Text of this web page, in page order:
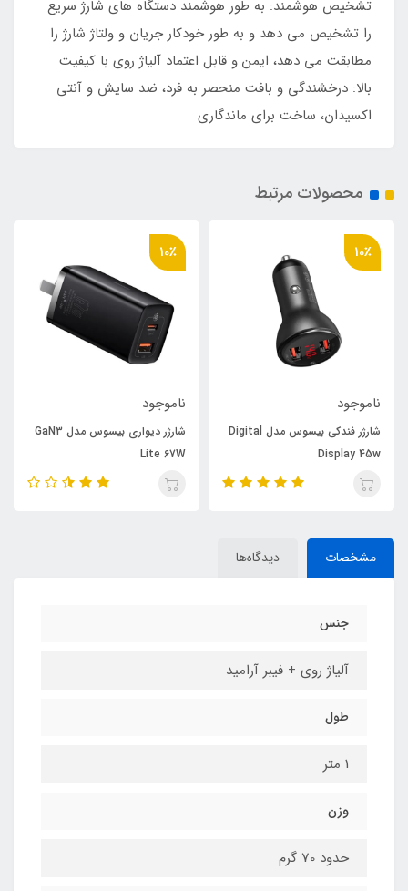
تشخیص هوشمند: به طور هوشمند دستگاه های شارژ سریع
را تشخیص می دهد و به طور خودکار جریان و ولتاژ شارژ را
مطابقت می دهد، ایمن و قابل اعتماد آلیاژ روی با کیفیت
بالا: درخشندگی و بافت منحصر به فرد، ضد سایش و آنتی
اکسیدان، ساخت برای ماندگاری
محصولات مرتبط
10٪
ناموجود
شارژر فندکی بیسوس مدل Digital
Display 45w
10٪
ناموجود
شارژر دیواری بیسوس مدل GaN3
Lite 67W
مشخصات دیدگاه‌ها
جنس
آلیاژ روی + فیبر آرامید
طول
1 متر
وزن
حدود 70 گرم